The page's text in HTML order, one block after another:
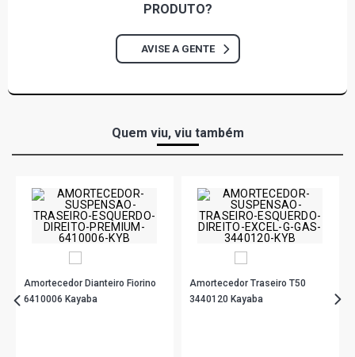
PRODUTO?
AVISE A GENTE
Quem viu, viu também
Amortecedor Dianteiro Fiorino
6410006 Kayaba
Amortecedor Traseiro T50
3440120 Kayaba